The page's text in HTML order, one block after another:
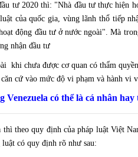
tư 2020 thì: "Nhà đầu tư thực hiện
của quốc gia, vùng lãnh thổ tiếp
động đầu tư ở nước ngoài". Mà
nhận đầu tư
khi chưa được cơ quan có thẩm
cứ vào mức độ vi phạm và hành vi
có thể là cá nhân hay
thì theo quy định của pháp luật Việt
luật có quy định rõ như sau: